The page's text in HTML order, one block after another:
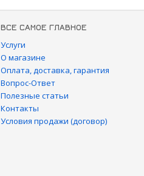
ВСЕ САМОЕ ГЛАВНОЕ
Услуги
О магазине
Оплата, доставка, гарантия
Вопрос-Ответ
Полезные статьи
Контакты
Условия продажи (договор)